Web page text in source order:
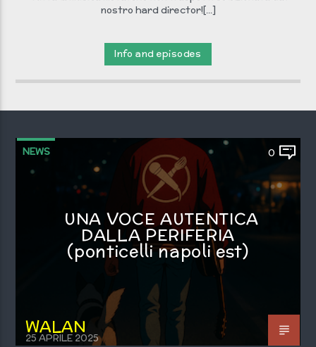
nostro hard director![...]
Info and episodes
NEWS 0
UNA VOCE AUTENTICA
DALLA PERIFERIA
(ponticelli napoli est)
WALAN
25 APRILE 2025